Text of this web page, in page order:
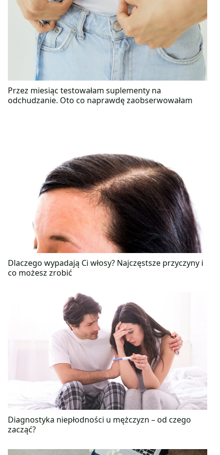
Przez miesiąc testowałam suplementy na
odchudzanie. Oto co naprawdę zaobserwowałam
Dlaczego wypadają Ci włosy? Najczęstsze przyczyny i
co możesz zrobić
Diagnostyka niepłodności u mężczyzn – od czego
zacząć?